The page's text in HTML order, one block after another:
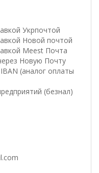
Укрпочтой
Новой почтой
Meest Почта
Новую Почту
(аналог оплаты
(безнал)